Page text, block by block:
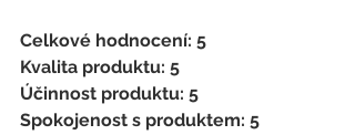
Celkové hodnocení: 5
Kvalita produktu: 5
Účinnost produktu: 5
Spokojenost s produktem: 5